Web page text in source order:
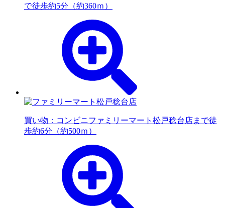
で徒歩約5分（約360ｍ）
買い物：コンビニファミリーマート松戸稔台店まで徒
歩約6分（約500ｍ）